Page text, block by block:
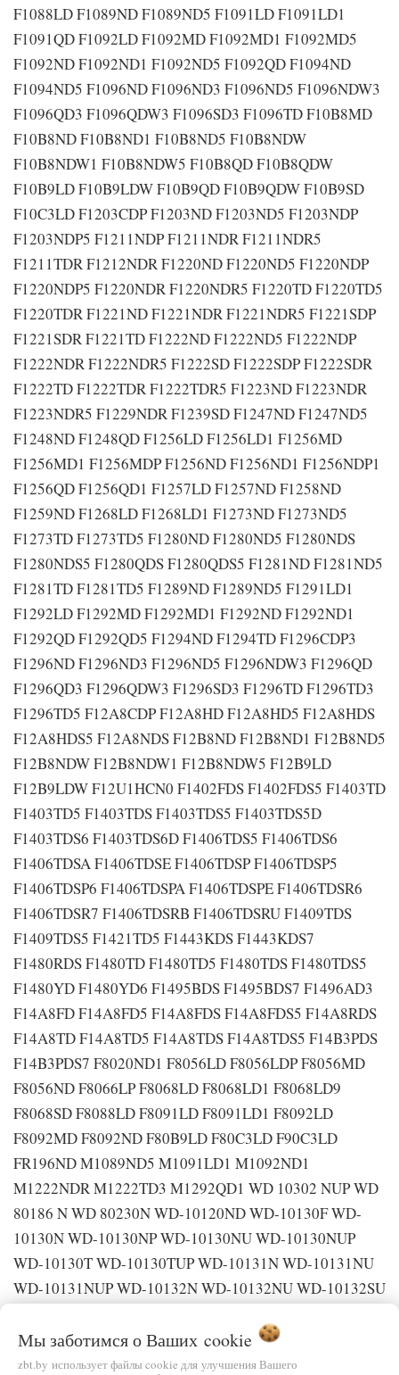
F1088LD F1089ND F1089ND5 F1091LD F1091LD1
F1091QD F1092LD F1092MD F1092MD1 F1092MD5
F1092ND F1092ND1 F1092ND5 F1092QD F1094ND
F1094ND5 F1096ND F1096ND3 F1096ND5 F1096NDW3
F1096QD3 F1096QDW3 F1096SD3 F1096TD F10B8MD
F10B8ND F10B8ND1 F10B8ND5 F10B8NDW
F10B8NDW1 F10B8NDW5 F10B8QD F10B8QDW
F10B9LD F10B9LDW F10B9QD F10B9QDW F10B9SD
F10C3LD F1203CDP F1203ND F1203ND5 F1203NDP
F1203NDP5 F1211NDP F1211NDR F1211NDR5
F1211TDR F1212NDR F1220ND F1220ND5 F1220NDP
F1220NDP5 F1220NDR F1220NDR5 F1220TD F1220TD5
F1220TDR F1221ND F1221NDR F1221NDR5 F1221SDP
F1221SDR F1221TD F1222ND F1222ND5 F1222NDP
F1222NDR F1222NDR5 F1222SD F1222SDP F1222SDR
F1222TD F1222TDR F1222TDR5 F1223ND F1223NDR
F1223NDR5 F1229NDR F1239SD F1247ND F1247ND5
F1248ND F1248QD F1256LD F1256LD1 F1256MD
F1256MD1 F1256MDP F1256ND F1256ND1 F1256NDP1
F1256QD F1256QD1 F1257LD F1257ND F1258ND
F1259ND F1268LD F1268LD1 F1273ND F1273ND5
F1273TD F1273TD5 F1280ND F1280ND5 F1280NDS
F1280NDS5 F1280QDS F1280QDS5 F1281ND F1281ND5
F1281TD F1281TD5 F1289ND F1289ND5 F1291LD1
F1292LD F1292MD F1292MD1 F1292ND F1292ND1
F1292QD F1292QD5 F1294ND F1294TD F1296CDP3
F1296ND F1296ND3 F1296ND5 F1296NDW3 F1296QD
F1296QD3 F1296QDW3 F1296SD3 F1296TD F1296TD3
F1296TD5 F12A8CDP F12A8HD F12A8HD5 F12A8HDS
F12A8HDS5 F12A8NDS F12B8ND F12B8ND1 F12B8ND5
F12B8NDW F12B8NDW1 F12B8NDW5 F12B9LD
F12B9LDW F12U1HCN0 F1402FDS F1402FDS5 F1403TD
F1403TD5 F1403TDS F1403TDS5 F1403TDS5D
F1403TDS6 F1403TDS6D F1406TDS5 F1406TDS6
F1406TDSA F1406TDSE F1406TDSP F1406TDSP5
F1406TDSP6 F1406TDSPA F1406TDSPE F1406TDSR6
F1406TDSR7 F1406TDSRB F1406TDSRU F1409TDS
F1409TDS5 F1421TD5 F1443KDS F1443KDS7
F1480RDS F1480TD F1480TD5 F1480TDS F1480TDS5
F1480YD F1480YD6 F1495BDS F1495BDS7 F1496AD3
F14A8FD F14A8FD5 F14A8FDS F14A8FDS5 F14A8RDS
F14A8TD F14A8TD5 F14A8TDS F14A8TDS5 F14B3PDS
F14B3PDS7 F8020ND1 F8056LD F8056LDP F8056MD
F8056ND F8066LP F8068LD F8068LD1 F8068LD9
F8068SD F8088LD F8091LD F8091LD1 F8092LD
F8092MD F8092ND F80B9LD F80C3LD F90C3LD
FR196ND M1089ND5 M1091LD1 M1092ND1
M1222NDR M1222TD3 M1292QD1 WD 10302 NUP WD
80186 N WD 80230N WD-10120ND WD-10130F WD-
10130N WD-10130NP WD-10130NU WD-10130NUP
WD-10130T WD-10130TUP WD-10131N WD-10131NU
WD-10131NUP WD-10132N WD-10132NU WD-10132SU
WD-10150NU WD-10150NUP WD-10150S WD-10150SU
WD-10150SUP WD-10154N WD-10154NP WD-10154SP
Мы заботимся о Ваших cookie
zbt.by использует файлы cookie для улучшения Вашего